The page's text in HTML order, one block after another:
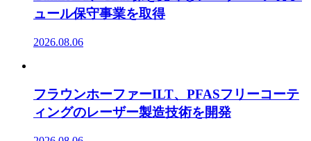
ュール保守事業を取得
2026.08.06
フラウンホーファーILT、PFASフリーコーテ
ィングのレーザー製造技術を開発